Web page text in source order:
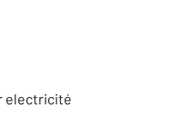
electricité